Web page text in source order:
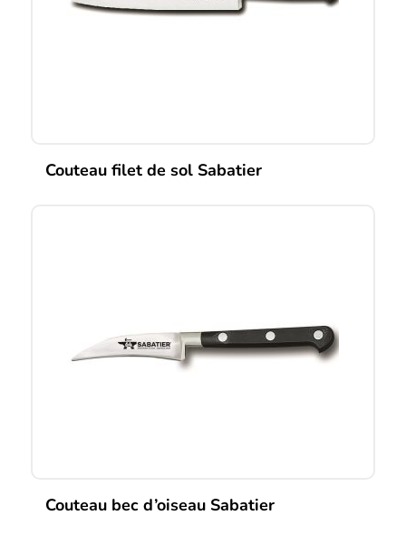
Couteau filet de sol Sabatier
Couteau bec d’oiseau Sabatier